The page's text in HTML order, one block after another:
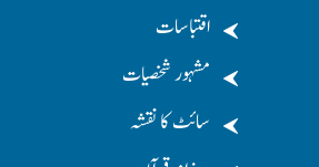
اقتباسات
مشہور شخصیات
سائٹ کا نقشہ